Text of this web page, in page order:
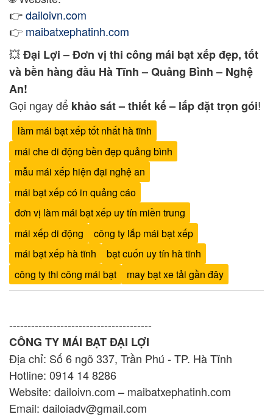
👉dailoivn.com
👉 maibatxephatinh.com
💥Đại Lợi – Đơn vị thi công mái bạt xếp đẹp, tốt
và bền hàng đầu Hà Tĩnh – Quảng Bình – Nghệ
An!
Gọi ngay để khảo sát – thiết kế – lắp đặt trọn gói!
làm mái bạt xếp tốt nhất hà tĩnh
mái che di động bền đẹp quảng bình
mẫu mái xếp hiện đại nghệ an
mái bạt xếp có in quảng cáo
đơn vị làm mái bạt xếp uy tín miền trung
mái xếp di động
công ty lắp mái bạt xếp
mái bạt xếp hà tĩnh
bạt cuốn uy tín hà tĩnh
công ty thi công mái bạt
may bạt xe tải gần đây
---------------------------------------
CÔNG TY MÁI BẠT ĐẠI LỢI
Địa chỉ: Số 6 ngõ 337, Trần Phú - TP. Hà Tĩnh
Hotline: 0914 14 8286
Website: dailoivn.com – maibatxephatinh.com
Email: dailoiadv@gmail.com